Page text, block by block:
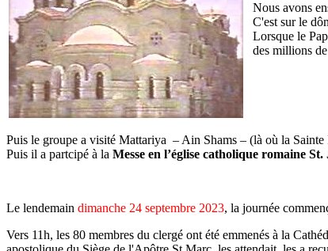
Nous avons
C'est sur le
Lorsque le
des millions
Puis le groupe a visité Mattariya – Ain Shams – (là où la
Puis il a partcipé à la Messe en l’église catholique romaine St.
Le lendemain dimanche 24 septembre 2023, la journée
Vers 11h, les 80 membres du clergé ont été emmenés à la